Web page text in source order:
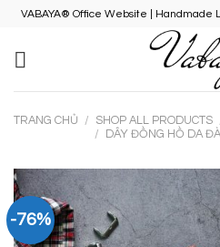
Skip
content
VABAYA® Office Website | Handmade
TRANG CHỦ / SHOP ALL PRODUCTS
/
DÂY ĐỒNG HỒ DA
-76%